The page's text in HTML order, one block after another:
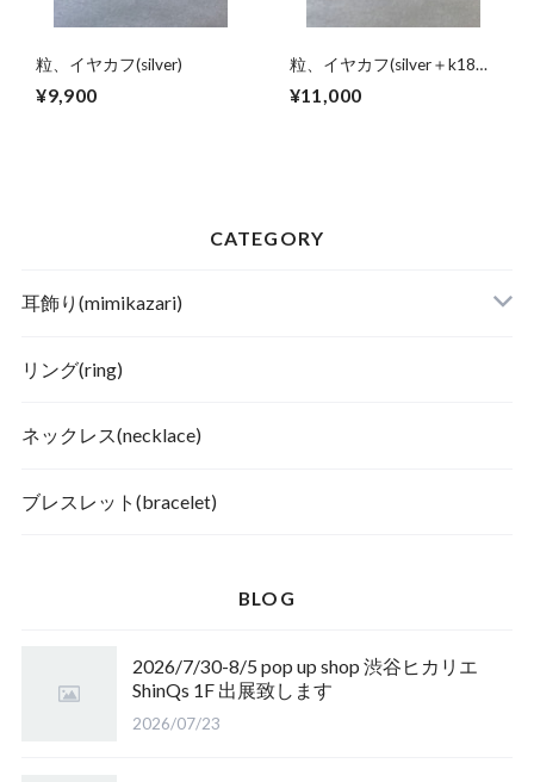
粒、イヤカフ(silver)
¥9,900
粒、イヤカフ(silver＋k18コ
¥11,000
CATEGORY
耳飾り(mimikazari)
リング(ring)
ネックレス(necklace)
ブレスレット(bracelet)
BLOG
2026/7/30-8/5 pop up shop 渋谷ヒカリエ
ShinQs 1F 出展致します
2026/07/23